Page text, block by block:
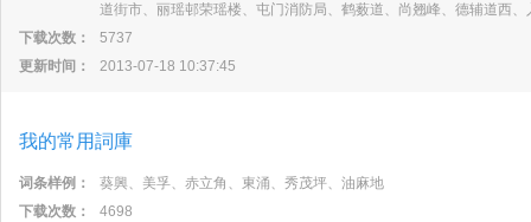
道街市、丽瑶邨荣瑶楼、屯门消防局、鹤薮道、尚翘峰、德辅道西
下载次数：
5737
更新时间：
2013-07-18 10:37:45
我的常用詞庫
词条样例：
葵興、美孚、赤立角、東涌、秀茂坪、油麻地
下载次数：
4698